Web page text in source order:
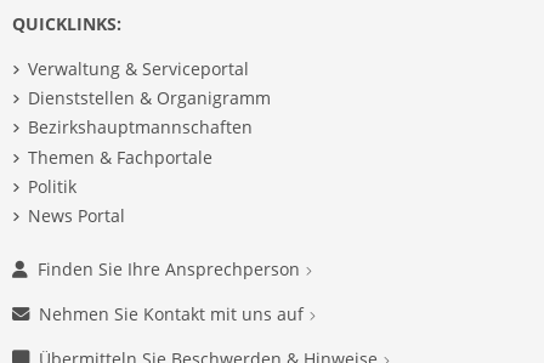
QUICKLINKS:
Verwaltung & Serviceportal
Dienststellen & Organigramm
Bezirkshauptmannschaften
Themen & Fachportale
Politik
News Portal
Finden Sie Ihre Ansprechperson
Nehmen Sie Kontakt mit uns auf